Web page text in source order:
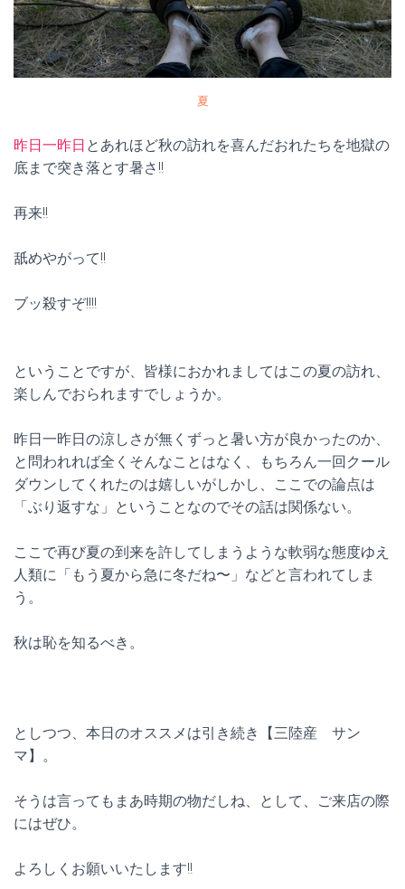
夏
昨日一昨日 とあれほど秋の訪れを喜んだおれたちを地獄の
底まで突き落とす暑さ!!
再来!!
舐めやがって!!
ブッ殺すぞ!!!!
ということですが、皆様におかれましてはこの夏の訪れ、
楽しんでおられますでしょうか。
昨日一昨日の涼しさが無くずっと暑い方が良かったのか、
と問われれば全くそんなことはなく、もちろん一回クール
ダウンしてくれたのは嬉しいがしかし、ここでの論点は
「ぶり返すな」ということなのでその話は関係ない。
ここで再び夏の到来を許してしまうような軟弱な態度ゆえ
人類に「もう夏から急に冬だね〜」などと言われてしま
う。
秋は恥を知るべき。
としつつ、本日のオススメは引き続き【三陸産 サン
マ】。
そうは言ってもまあ時期の物だしね、として、ご来店の際
にはぜひ。
よろしくお願いいたします!!